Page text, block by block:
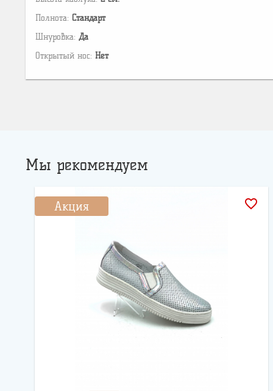
Полнота: Стандарт
Шнуровка: Да
Открытый нос: Нет
Мы рекомендуем
Акция favorite_border